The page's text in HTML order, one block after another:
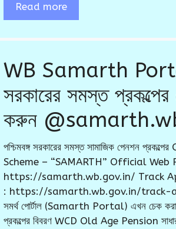
Read more
WB Samarth
সরকারের সমস্ত প্রকল্পের
করুন
পশ্চিমবঙ্গ সরকারের সমস্ত সামাজিক পেনশন
Scheme – “SAMARTH” Official
https://samarth.wb.gov.in/ Track
: https://samarth.wb.gov.in/
সমর্থ পোর্টাল (Samarth Portal) এখন চেক করা
প্রকল্পের বিবরণ WCD Old Age Pension